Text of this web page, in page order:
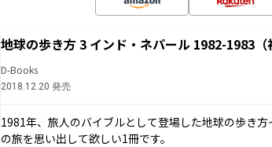
地球の歩き方 3 インド・ネパール 1982-1983（
D-Books
2018.12.20 発売
1981年、旅人のバイブルとして登場した地球の歩き
の旅を思い出して欲しい1冊です。